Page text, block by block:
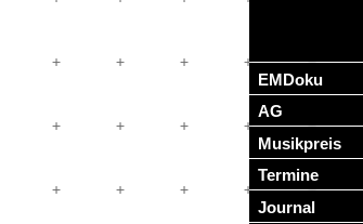
EMDoku
AG
Musikpreis
Termine
Journal